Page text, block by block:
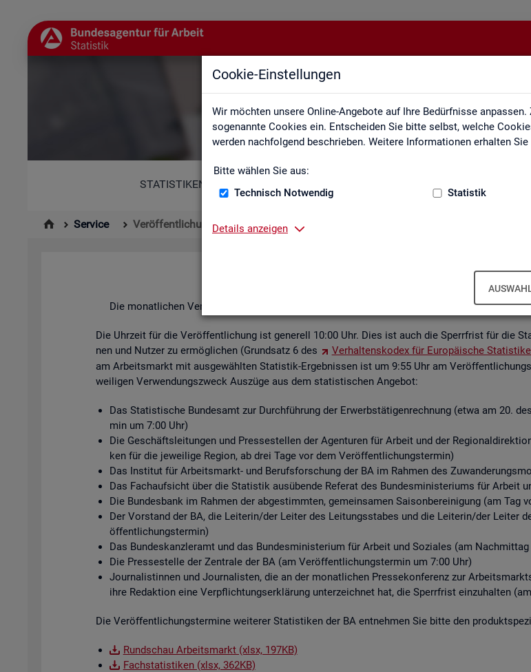
Cookie-Einstellungen
Wir möchten unsere Online-Angebote auf Ihre Bedürfnisse
sogenannte Cookies ein. Entscheiden Sie bitte selbst, welche
werden nachfolgend beschrieben. Weitere Informationen erhalten Sie
Bitte wählen Sie aus:
Technisch Notwendig
Statistik
Details anzeigen
STATISTIKEN
Service Veröffentlichungskalender
Die mo­nat­li­chen Ver­öf­fent­li­chun­gen der Sta­tis­ti­ken über den Ar­beits­markt in Deutsch­land
Die Uhr­zeit für die Ver­öf­fent­li­chung ist ge­ne­rell 10:00 Uhr. Dies ist auch die Sperr­frist für die
nen und Nut­zer zu er­mög­li­chen (Grund­satz 6 des
Ver­hal­tens­ko­dex für Eu­ro­päi­sche
am Ar­beits­markt mit aus­ge­wähl­ten Sta­tis­tik-Er­geb­nis­sen ist um 9:55 Uhr am
wei­li­gen Ver­wen­dungs­zweck Aus­zü­ge aus dem sta­tis­ti­schen An­ge­bot:
Das Sta­tis­ti­sche Bun­des­amt zur Durch­füh­rung der Er­werbs­tä­ti­gen­rech­nung (etwa am 20.
min um 7:00 Uhr)
Die Ge­schäfts­lei­tun­gen und Pres­se­stel­len der Agen­tu­ren für Ar­beit und der
ken für die je­wei­li­ge Re­gi­on, ab drei Tage vor dem Ver­öf­fent­li­chungs­ter­min)
Das In­sti­tut für Ar­beits­markt- und Be­rufs­for­schung der BA im Rah­men des
Das Fach­auf­sicht über die Sta­tis­tik aus­üben­de Re­fe­rat des Bun­des­mi­nis­te­ri­ums für Ar­beit
Die Bun­des­bank im Rah­men der ab­ge­stimm­ten, ge­mein­sa­men Sai­son­be­rei­ni­gung (am Tag
Der Vor­stand der BA, die Lei­te­rin/der Lei­ter des Lei­tungs­sta­bes und die Lei­te­rin/der Lei­ter
öf­fent­li­chungs­ter­min)
Das Bun­des­kanz­ler­amt und das Bun­des­mi­nis­te­ri­um für Ar­beit und So­zia­les (am
Die Pres­se­stel­le der Zen­tra­le der BA (am Ver­öf­fent­li­chungs­ter­min um 7:00 Uhr)
Jour­na­lis­tin­nen und Jour­na­lis­ten, die an der mo­nat­li­chen Pres­se­kon­fe­renz zur
ihre Re­dak­ti­on eine Ver­pflich­tungs­er­klä­rung un­ter­zeich­net hat, die Sperr­frist ein­zu­hal­ten
Die Ver­öf­fent­li­chungs­ter­mi­ne wei­te­rer Sta­tis­ti­ken der BA ent­neh­men Sie bitte den
Rund­schau Ar­beits­markt (xlsx, 197KB)
Fach­sta­tis­ti­ken (xlsx, 362KB)